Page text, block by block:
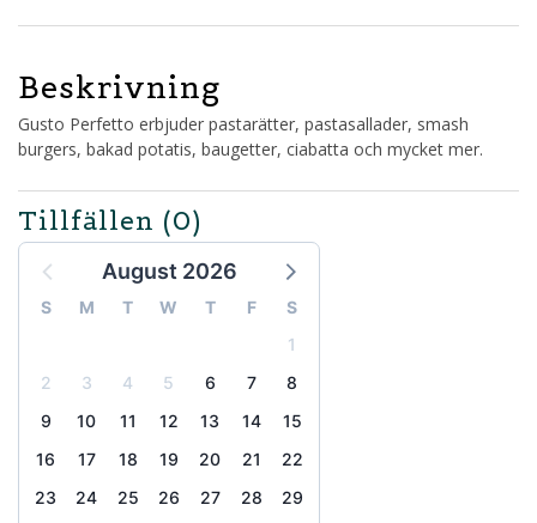
Beskrivning
Gusto Perfetto erbjuder pastarätter, pastasallader, smash
burgers, bakad potatis, baugetter, ciabatta och mycket mer.
Tillfällen (0)
August 2026
S M T W T F
S
1
2
3 4 5 6 7
8
9
10 11 12 13 14
15
16
17 18 19 20 21
22
23
24 25 26 27 28
29